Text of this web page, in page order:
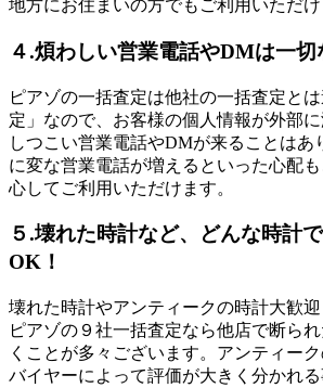
地方にお住まいの方でもご利用いただけ
４.煩わしい営業電話やDMは一切
ピアゾの一括査定は他社の一括査定と
定」なので、お客様の個人情報が外部に
しつこい営業電話やDMが来ることはあ
に変な営業電話が増えるといった心配
心してご利用いただけます。
５.壊れた時計など、どんな時計
OK！
壊れた時計やアンティークの時計大歓迎
ピアゾの９社一括査定なら他店で断ら
くことが多々ございます。アンティー
バイヤーによって評価が大きく分かれ